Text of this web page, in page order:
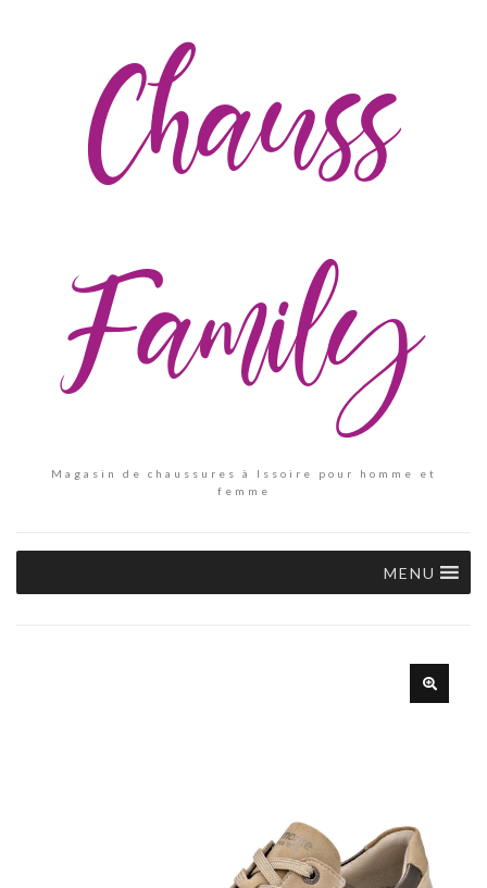
Chauss
Family
Magasin de chaussures à Issoire pour homme et
femme
MENU